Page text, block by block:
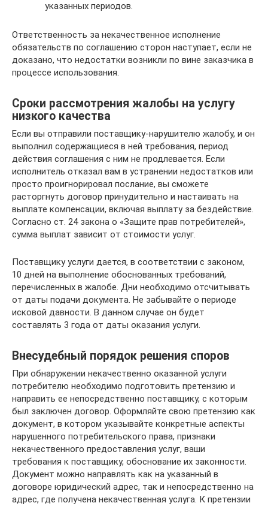
указанных периодов.
Ответственность за некачественное исполнение
обязательств по соглашению сторон наступает, если не
доказано, что недостатки возникли по вине заказчика в
процессе использования.
Сроки рассмотрения жалобы на услугу
низкого качества
Если вы отправили поставщику-нарушителю жалобу, и он
выполнил содержащиеся в ней требования, период
действия соглашения с ним не продлевается. Если
исполнитель отказал вам в устранении недостатков или
просто проигнорировал послание, вы сможете
расторгнуть договор принудительно и настаивать на
выплате компенсации, включая выплату за бездействие.
Согласно ст. 24 закона о «Защите прав потребителей»,
сумма выплат зависит от стоимости услуг.
Поставщику услуги дается, в соответствии с законом,
10 дней на выполнение обоснованных требований,
перечисленных в жалобе. Дни необходимо отсчитывать
от даты подачи документа. Не забывайте о периоде
исковой давности. В данном случае он будет
составлять 3 года от даты оказания услуги.
Внесудебный порядок решения споров
При обнаружении некачественно оказанной услуги
потребителю необходимо подготовить претензию и
направить ее непосредственно поставщику, с которым
был заключен договор. Оформляйте свою претензию как
документ, в котором указывайте конкретные аспекты
нарушенного потребительского права, признаки
некачественного предоставления услуг, ваши
требования к поставщику, обоснование их законности.
Документ можно направлять как на указанный в
договоре юридический адрес, так и непосредственно на
адрес, где получена некачественная услуга. К претензии